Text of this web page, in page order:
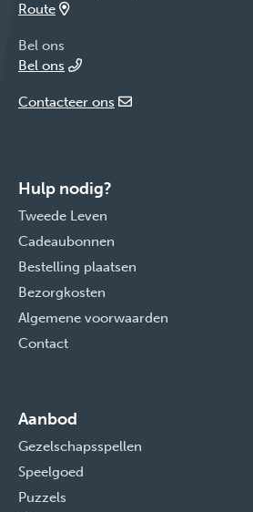
Route
Bel ons
Bel ons
Contacteer ons
Hulp nodig?
Tweede Leven
Cadeaubonnen
Bestelling plaatsen
Bezorgkosten
Algemene voorwaarden
Contact
Aanbod
Gezelschapsspellen
Speelgoed
Puzzels